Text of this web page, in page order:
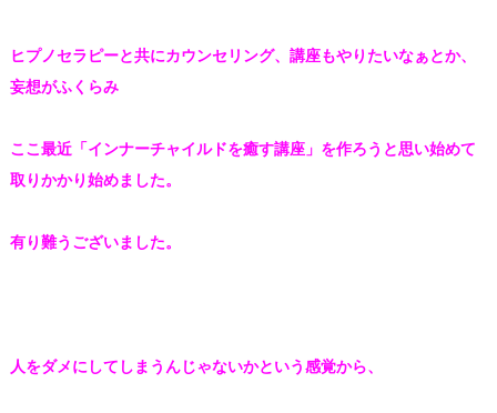
ヒプノセラピーと共にカウンセリング、 講座もやりたいなぁとか、
妄想がふくらみ
ここ最近「インナーチャイルドを癒す講座」を作ろうと思い始めて
取りかかり始めました。
有り難うございました。
人をダメにしてしまうんじゃないかという感覚から、